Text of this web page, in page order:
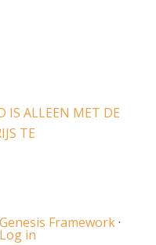
IS ALLEEN MET DE
TE
Genesis Framework·
Log in